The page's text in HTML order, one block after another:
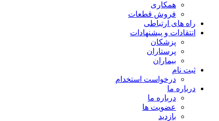
همکاری
فروش قطعات
راه های ارتباطی
انتقادات و پيشنهادات
پزشكان
پرستاران
بيماران
ثبت نام
درخواست استخدام
درباره ما
درباره ما
عضویت ها
بازدید